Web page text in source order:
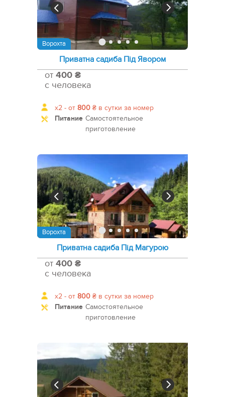
Ворохта
Приватна садиба Під Явором
от 400 ₴
с человека
x2 - от 800 ₴ в сутки за номер
Питание Самостоятельное
приготовление
Ворохта
Приватна садиба Під Магурою
от 400 ₴
с человека
x2 - от 800 ₴ в сутки за номер
Питание Самостоятельное
приготовление